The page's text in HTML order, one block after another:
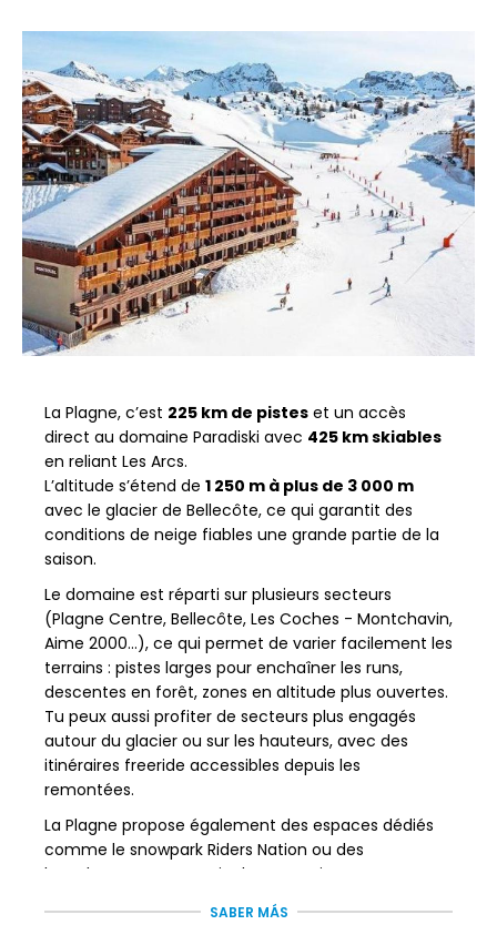
La Plagne, c’est 225 km de pistes et un accès
direct au domaine Paradiski avec 425 km skiables
en reliant Les Arcs.
L’altitude s’étend de 1 250 m à plus de 3 000 m
avec le glacier de Bellecôte, ce qui garantit des
conditions de neige fiables une grande partie de la
saison.
Le domaine est réparti sur plusieurs secteurs
(Plagne Centre, Bellecôte, Les Coches - Montchavin,
Aime 2000…), ce qui permet de varier facilement les
terrains : pistes larges pour enchaîner les runs,
descentes en forêt, zones en altitude plus ouvertes.
Tu peux aussi profiter de secteurs plus engagés
autour du glacier ou sur les hauteurs, avec des
itinéraires freeride accessibles depuis les
remontées.
La Plagne propose également des espaces dédiés
comme le snowpark Riders Nation ou des
boardercross, pour varier les sensations.
C'est un terrain de jeu complet, qui permet de
mixer glisse sur piste, exploration et plaisir en
SABER MÁS